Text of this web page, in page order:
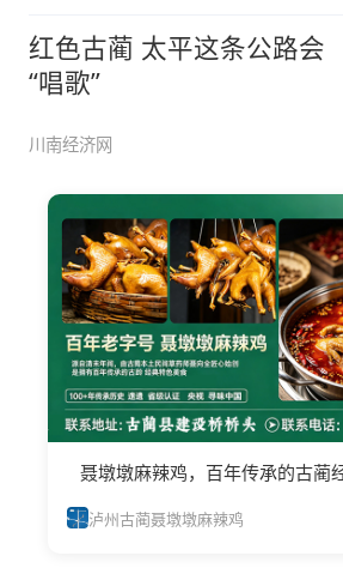
红色古蔺 太平这条公路会
“唱歌”
川南经济网
聂墩墩麻辣鸡，百年传承的古蔺
泸州古蔺聂墩墩麻辣鸡